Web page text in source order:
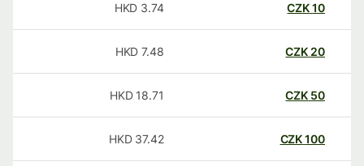
CZK
3.74
HKD
20
CZK
7.48
HKD
50
CZK
18.71
HKD
100
CZK
37.42
HKD